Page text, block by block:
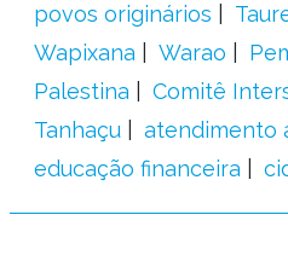
povos originários
Wapixana
Warao
Palestina
Comitê
Tanhaçu
atendimento
educação financeira